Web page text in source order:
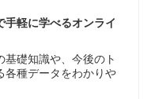
手軽に学べるオンライ
基礎知識や、今後のト
各種データをわかりや